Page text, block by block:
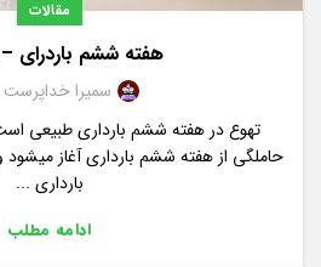
مقالات
هفته ششم باردرای
سمیرا خداپرست
تهوع در هفته ششم بارداری طبیعی
حاملگی از هفته ششم بارداری آغاز میشود
بارداری ...
ادامه مطلب